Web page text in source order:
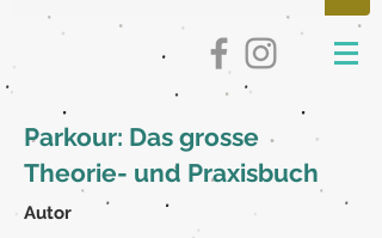
Parkour: Das grosse
Theorie- und Praxisbuch
Autor